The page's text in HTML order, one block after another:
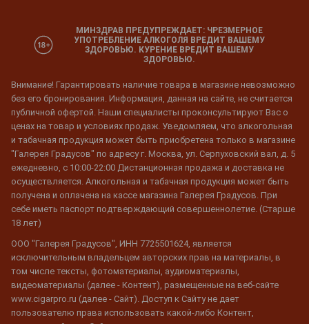
МИНЗДРАВ ПРЕДУПРЕЖДАЕТ: ЧРЕЗМЕРНОЕ
УПОТРЕБЛЕНИЕ АЛКОГОЛЯ ВРЕДИТ ВАШЕМУ
ЗДОРОВЬЮ. КУРЕНИЕ ВРЕДИТ ВАШЕМУ
ЗДОРОВЬЮ.
Внимание! Гарантировать наличие товара в магазине невозможно
без его бронирования. Информация, данная на сайте, не считается
публичной офертой. Наши специалисты проконсультируют Вас о
ценах на товар и условиях продаж. Уведомляем, что алкогольная
и табачная продукция может быть приобретена только в магазине
"Галерея Градусов" по адресу г. Москва, ул. Серпуховский вал, д. 5
ежедневно, с 10:00-22:00 Дистанционная продажа и доставка не
осуществляется. Алкогольная и табачная продукция может быть
получена и оплачена на кассе магазина Галерея Градусов. При
себе иметь паспорт подтверждающий совершеннолетие. (Старше
18 лет)
ООО "Галерея Градусов", ИНН 7725501624, является
исключительным владельцем авторских прав на материалы, в
том числе тексты, фотоматериалы, аудиоматериалы,
видеоматериалы (далее - Контент), размещенные на веб-сайте
www.cigarpro.ru (далее - Сайт). Доступ к Сайту не дает
пользователю права использовать какой-либо Контент,